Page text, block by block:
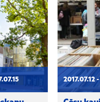
sports
2017.07.12